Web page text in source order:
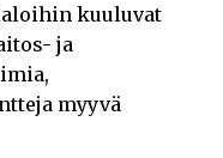
kuuluvat
ja
myyvä